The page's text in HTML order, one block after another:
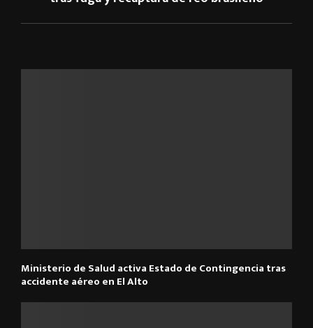
Ministerio de Salud activa Estado de Contingencia tras
accidente aéreo en El Alto